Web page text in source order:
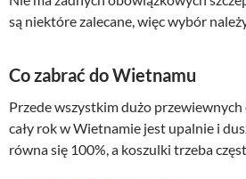
są niektóre zalecane, więc wybór
Co zabrać do Wietnamu
Przede wszystkim dużo
cały rok w Wietnamie jest upalnie i
równa się 100%, a koszulki trzeba